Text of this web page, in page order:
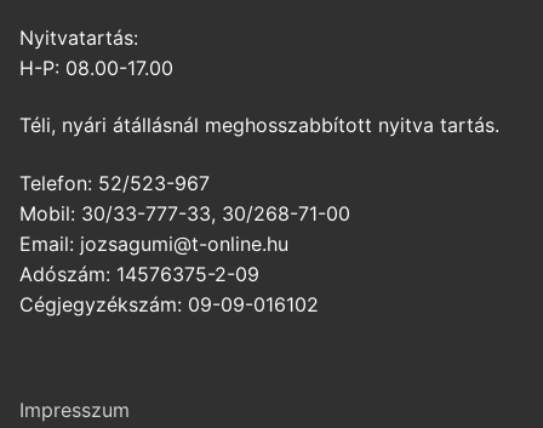
Nyitvatartás:
H-P: 08.00-17.00
Téli, nyári átállásnál meghosszabbított nyitva tartás.
Telefon: 52/523-967
Mobil: 30/33-777-33, 30/268-71-00
Email: jozsagumi@t-online.hu
Adószám: 14576375-2-09
Cégjegyzékszám: 09-09-016102
Impresszum